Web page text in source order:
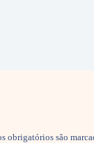
obrigatórios são